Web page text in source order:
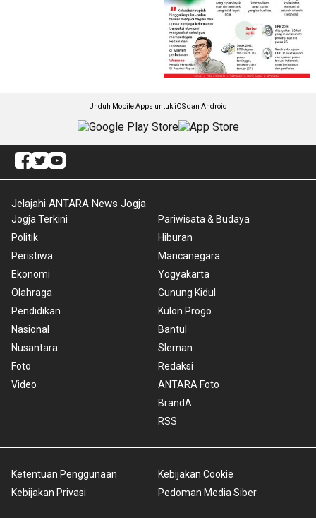
Unduh Mobile Apps untuk iOS dan Android
Jelajahi ANTARA News Jogja
Jogja Terkini
Politik
Peristiwa
Ekonomi
Olahraga
Pendidikan
Nasional
Nusantara
Foto
Video
Pariwisata & Budaya
Hiburan
Mancanegara
Yogyakarta
Gunung Kidul
Kulon Progo
Bantul
Sleman
Redaksi
ANTARA Foto
BrandA
RSS
Ketentuan Penggunaan
Kebijakan Privasi
Kebijakan Cookie
Pedoman Media Siber